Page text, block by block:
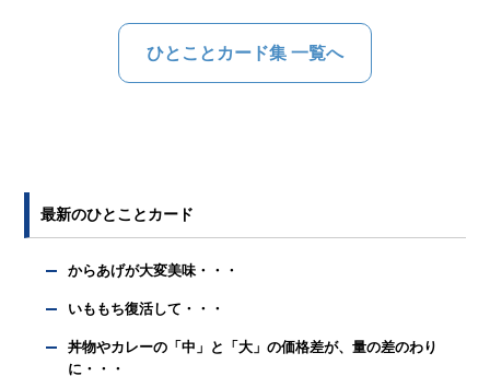
ひとことカード集 一覧へ
最新のひとことカード
からあげが大変美味・・・
いももち復活して・・・
丼物やカレーの「中」と「大」の価格差が、量の差のわり
に・・・